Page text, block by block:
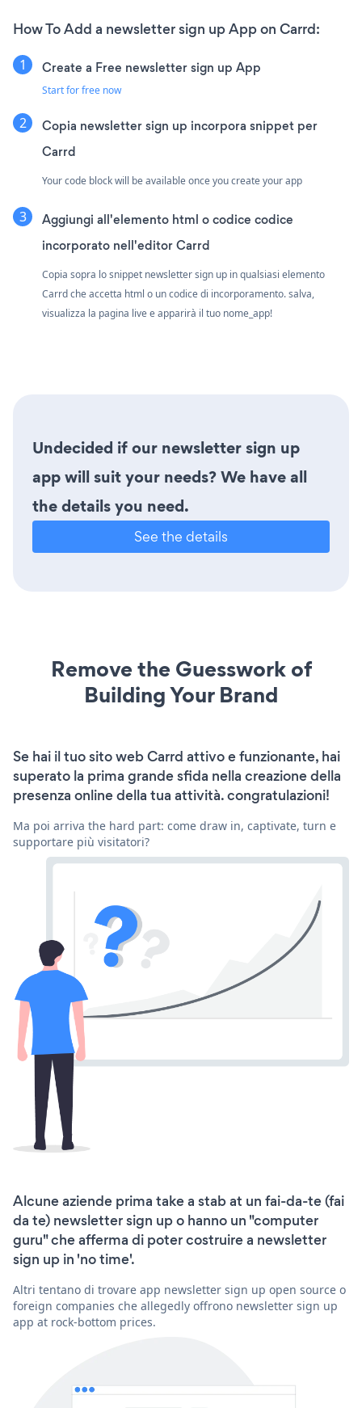
How To Add a newsletter sign up App on Carrd:
Create a Free newsletter sign up App
Start for free now
Copia newsletter sign up incorpora snippet per
Carrd
Your code block will be available once you create your app
Aggiungi all'elemento html o codice codice
incorporato nell'editor Carrd
Copia sopra lo snippet newsletter sign up in qualsiasi elemento
Carrd che accetta html o un codice di incorporamento. salva,
visualizza la pagina live e apparirà il tuo nome_app!
Undecided if our newsletter sign up
app will suit your needs? We have all
the details you need.
See the details
Remove the Guesswork of
Building Your Brand
Se hai il tuo sito web Carrd attivo e funzionante, hai
superato la prima grande sfida nella creazione della
presenza online della tua attività. congratulazioni!
Ma poi arriva the hard part: come draw in, captivate, turn e
supportare più visitatori?
Alcune aziende prima take a stab at un fai-da-te (fai
da te) newsletter sign up o hanno un "computer
guru" che afferma di poter costruire a newsletter
sign up in 'no time'.
Altri tentano di trovare app newsletter sign up open source o
foreign companies che allegedly offrono newsletter sign up
app at rock-bottom prices.